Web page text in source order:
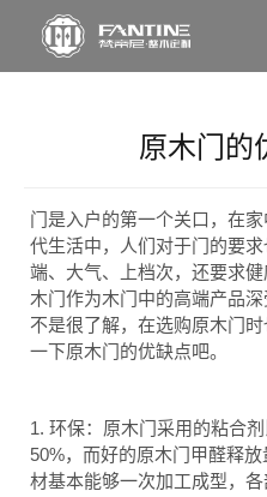
原木门的
门是入户的第一个关口，在
代生活中，人们对于门的要
端、大气、上档次，还要求
木门作为木门中的高端产品
不是很了解，在选购原木门
一下原木门的优缺点吧。
1. 环保：原木门采用的粘合
50%，而好的原木门甲醛释
材基本能够一次加工成型，